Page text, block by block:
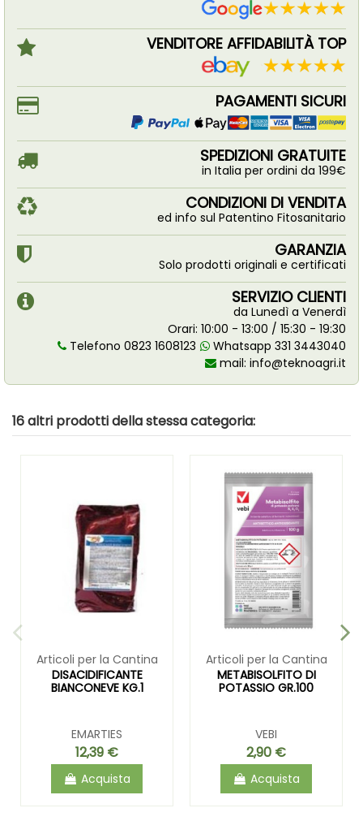
VENDITORE AFFIDABILITÀ TOP
PAGAMENTI SICURI
SPEDIZIONI GRATUITE
in Italia per ordini da 199€
CONDIZIONI DI VENDITA
ed info sul Patentino Fitosanitario
GARANZIA
Solo prodotti originali e certificati
SERVIZIO CLIENTI
da Lunedì a Venerdì
Orari: 10:00 - 13:00 / 15:30 - 19:30
Telefono 0823 1608123
Whatsapp 331 3443040
mail: info@teknoagri.it
16 altri prodotti della stessa categoria:
Articoli per la Cantina
DISACIDIFICANTE
BIANCONEVE KG.1
EMARTIES
12,39 €
Acquista
Articoli per la Cantina
METABISOLFITO DI
POTASSIO GR.100
VEBI
2,90 €
Acquista